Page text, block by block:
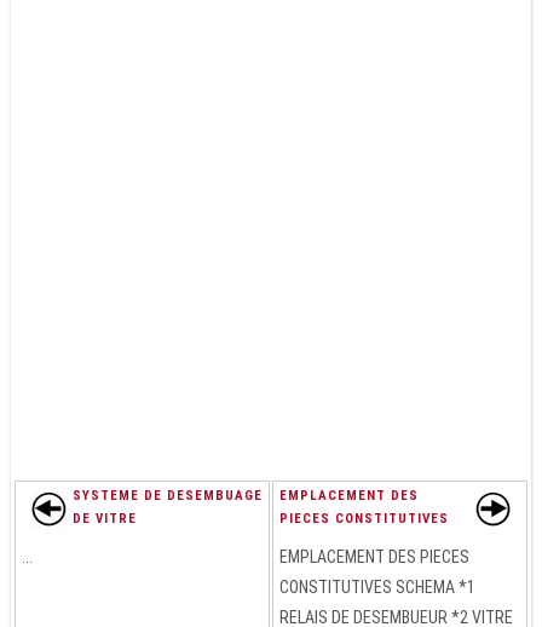
SYSTEME DE DESEMBUAGE
DE VITRE
EMPLACEMENT DES
PIECES CONSTITUTIVES
EMPLACEMENT DES PIECES
CONSTITUTIVES SCHEMA *1
RELAIS DE DESEMBUEUR *2 VITRE